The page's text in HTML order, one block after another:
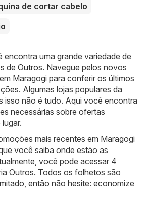
de cortar cabelo
encontra uma grande variedade de
de Outros. Navegue pelos novos
Maragogi para conferir os últimos
Algumas lojas populares da
isso não é tudo. Aqui você encontra
necessárias sobre ofertas
mais recentes em Maragogi
você saiba onde estão as
você pode acessar 4
Outros. Todos os folhetos são
então não hesite: economize